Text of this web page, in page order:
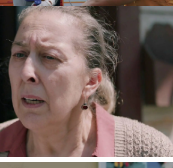
con su hija Günes para
estado de salud del hombre
la felicidad. En ese momento,
y nadie sabe si Ozan
La mujer de Çelebi se siente
y pide perdón al marido
tranquilizarla.En
responsable de lo sucedido
que Çelebi disparara el arma.
de que Ozan logré